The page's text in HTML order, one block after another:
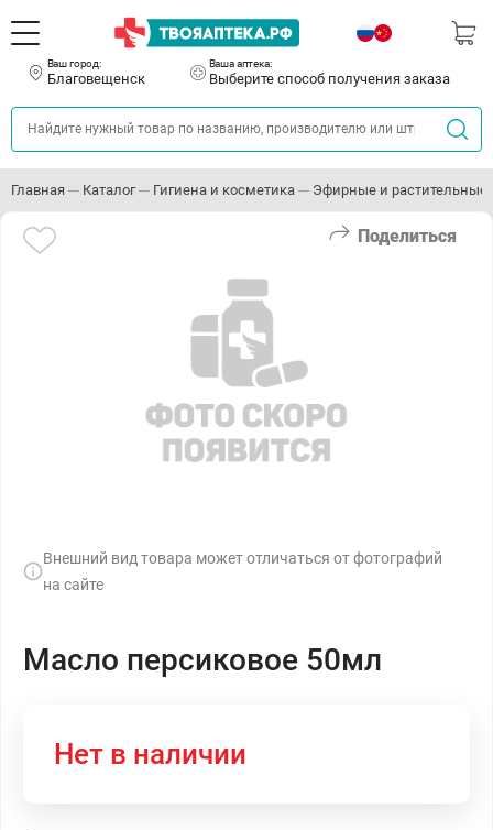
Ваш город:
Благовещенск
Ваша аптека:
Выберите способ получения заказа
Главная Каталог Гигиена и косметика Эфирные и растительные
Поделиться
Внешний вид товара может отличаться от фотографий
на сайте
Масло персиковое 50мл
Нет в наличии